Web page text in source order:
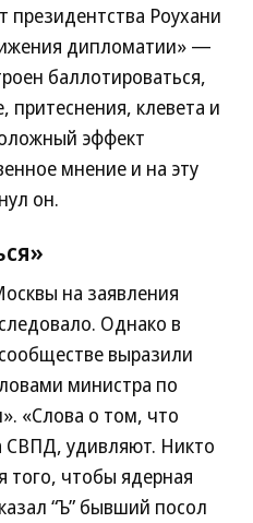
президентства Роухани
дипломатии» —
баллотироваться,
притеснения, клевета и
эффект
мнение и на эту
он.
на заявления
Однако в
выразили
министра по
«Слова о том, что
СВПД, удивляют. Никто
того, чтобы ядерная
“Ъ” бывший посол